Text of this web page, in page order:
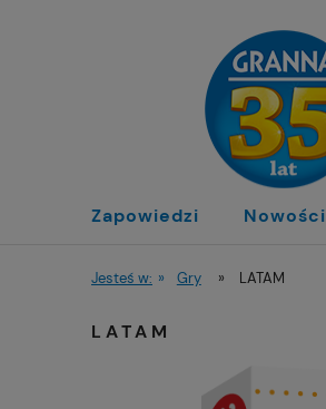
Zapowiedzi Nowości
Jesteś w: » Gry » LATAM
LATAM